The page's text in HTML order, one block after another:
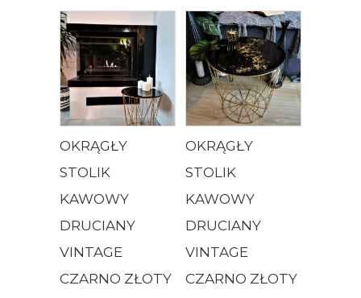
OKRĄGŁY
STOLIK
KAWOWY
DRUCIANY
VINTAGE
CZARNO ZŁOTY
OKRĄGŁY
STOLIK
KAWOWY
DRUCIANY
VINTAGE
CZARNO ZŁOTY